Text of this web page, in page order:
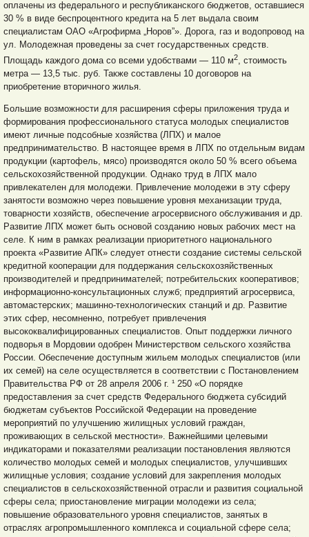
оплачены из федерального и республиканского бюджетов, оставшиеся
30 % в виде беспроцентного кредита на 5 лет выдала своим
специалистам ОАО «Агрофирма „Норов”». Дорога, газ и водопровод на
ул. Молодежная проведены за счет государственных средств.
Площадь каждого дома со всеми удобствами — 110 м2, стоимость
метра — 13,5 тыс. руб. Также составлены 10 договоров на
приобретение вторичного жилья.
Большие возможности для расширения сферы приложения труда и
формирования профессионального статуса молодых специалистов
имеют личные подсобные хозяйства (ЛПХ) и малое
предпринимательство. В настоящее время в ЛПХ по отдельным видам
продукции (картофель, мясо) производятся около 50 % всего объема
сельскохозяйственной продукции. Однако труд в ЛПХ мало
привлекателен для молодежи. Привлечение молодежи в эту сферу
занятости возможно через повышение уровня механизации труда,
товарности хозяйств, обеспечение агросервисного обслуживания и др.
Развитие ЛПХ может быть основой созданию новых рабочих мест на
селе. К ним в рамках реализации приоритетного национального
проекта «Развитие АПК» следует отнести создание системы сельской
кредитной кооперации для поддержания сельскохозяйственных
производителей и предпринимателей; потребительских кооперативов;
информационно-консультационных служб; предприятий агросервиса,
автомастерских; машинно-технологических станций и др. Развитие
этих сфер, несомненно, потребует привлечения
высококвалифицированных специалистов. Опыт поддержки личного
подворья в Мордовии одобрен Министерством сельского хозяйства
России. Обеспечение доступным жильем молодых специалистов (или
их семей) на селе осуществляется в соответствии с Постановлением
Правительства РФ от 28 апреля 2006 г. ¹ 250 «О порядке
предоставления за счет средств Федерального бюджета субсидий
бюджетам субъектов Российской Федерации на проведение
мероприятий по улучшению жилищных условий граждан,
проживающих в сельской местности». Важнейшими целевыми
индикаторами и показателями реализации постановления являются
количество молодых семей и молодых специалистов, улучшивших
жилищные условия; создание условий для закрепления молодых
специалистов в сельскохозяйственной отрасли и развития социальной
сферы села; приостановление миграции молодежи из села;
повышение образовательного уровня специалистов, занятых в
отраслях агропромышленного комплекса и социальной сфере села;